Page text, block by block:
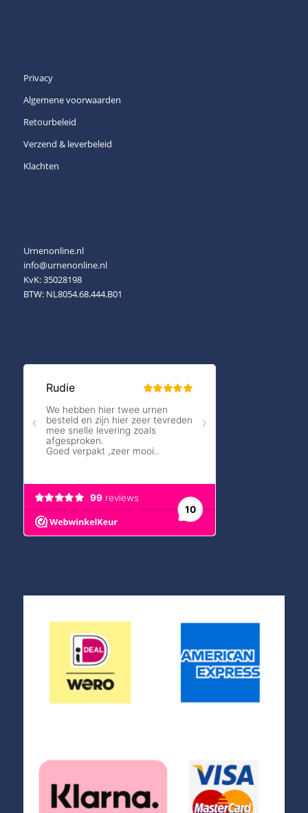
Privacy
Algemene voorwaarden
Retourbeleid
Verzend & leverbeleid
Klachten
Urnenonline.nl
info@urnenonline.nl
KvK: 35028198
BTW: NL8054.68.444.B01